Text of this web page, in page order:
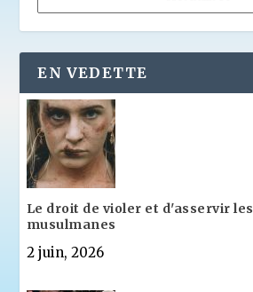
EN VEDETTE
Le droit de violer et d'asservir
musulmanes
2 juin, 2026